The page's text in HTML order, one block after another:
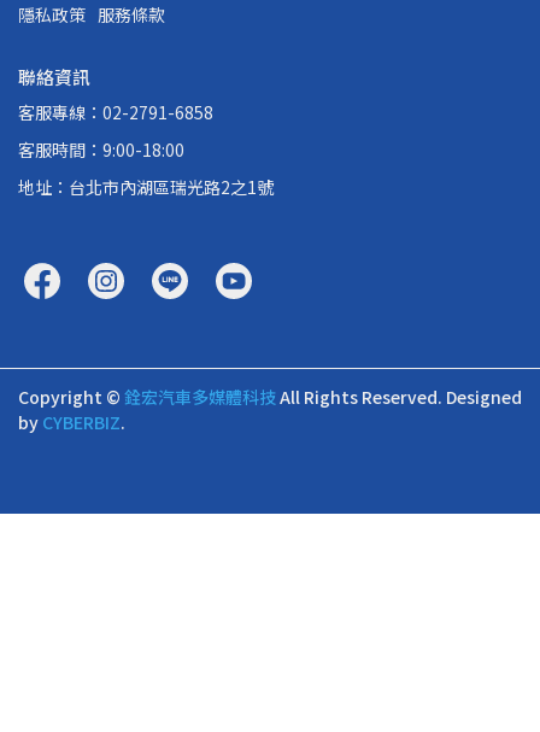
隱私政策 服務條款
聯絡資訊
客服專線：02-2791-6858
客服時間：9:00-18:00
地址：台北市內湖區瑞光路2之1號
Copyright © 銓宏汽車多媒體科技All Rights Reserved. Designed
by CYBERBIZ.